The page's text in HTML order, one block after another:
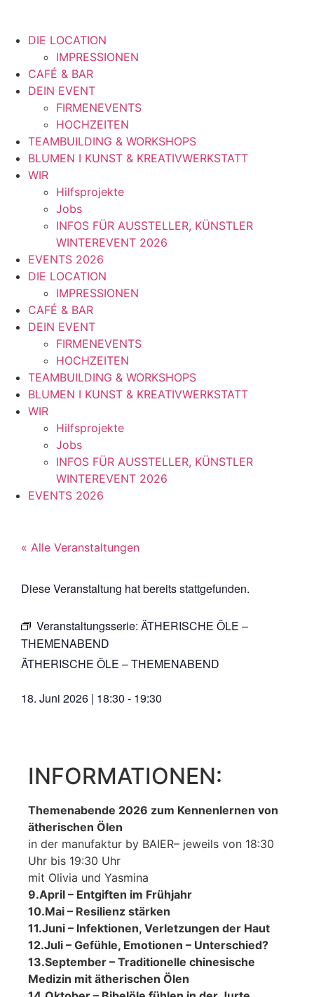
DIE LOCATION
IMPRESSIONEN
CAFÉ & BAR
DEIN EVENT
FIRMENEVENTS
HOCHZEITEN
TEAMBUILDING & WORKSHOPS
BLUMEN I KUNST & KREATIVWERKSTATT
WIR
Hilfsprojekte
Jobs
INFOS FÜR AUSSTELLER, KÜNSTLER
WINTEREVENT 2026
EVENTS 2026
DIE LOCATION
IMPRESSIONEN
CAFÉ & BAR
DEIN EVENT
FIRMENEVENTS
HOCHZEITEN
TEAMBUILDING & WORKSHOPS
BLUMEN I KUNST & KREATIVWERKSTATT
WIR
Hilfsprojekte
Jobs
INFOS FÜR AUSSTELLER, KÜNSTLER
WINTEREVENT 2026
EVENTS 2026
« Alle Veranstaltungen
Diese Veranstaltung hat bereits stattgefunden.
Veranstaltungsserie: ÄTHERISCHE ÖLE –
THEMENABEND
ÄTHERISCHE ÖLE – THEMENABEND
18. Juni 2026 | 18:30 - 19:30
INFORMATIONEN:
Themenabende 2026 zum Kennenlernen von
ätherischen Ölen
in der manufaktur by BAIER– jeweils von 18:30
Uhr bis 19:30 Uhr
mit Olivia und Yasmina
9.April – Entgiften im Frühjahr
10.Mai – Resilienz stärken
11.Juni – Infektionen, Verletzungen der Haut
12.Juli – Gefühle, Emotionen – Unterschied?
13.September – Traditionelle chinesische
Medizin mit ätherischen Ölen